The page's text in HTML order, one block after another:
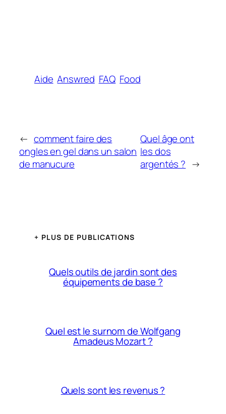
Aide Answred FAQ Food
← comment faire des
ongles en gel dans un salon
de manucure
Quel âge ont
les dos
argentés ? →
+ PLUS DE PUBLICATIONS
Quels outils de jardin sont des
équipements de base ?
Quel est le surnom de Wolfgang
Amadeus Mozart ?
Quels sont les revenus ?